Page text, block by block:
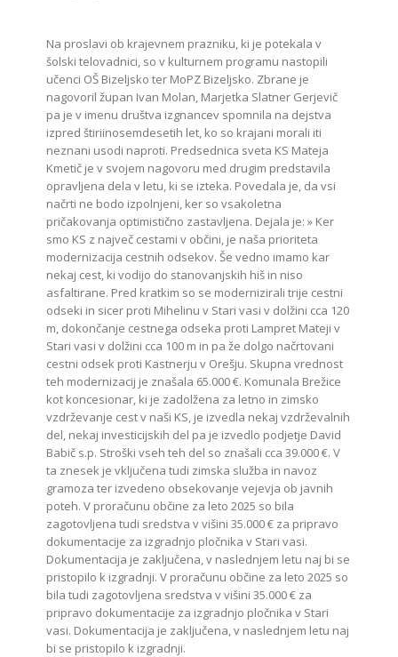
Na proslavi ob krajevnem prazniku, ki je potekala v
šolski telovadnici, so v kulturnem programu nastopili
učenci OŠ Bizeljsko ter MoPZ Bizeljsko. Zbrane je
nagovoril župan Ivan Molan, Marjetka Slatner Gerjevič
pa je v imenu društva izgnancev spomnila na dejstva
izpred štiriinosemdesetih let, ko so krajani morali iti
neznani usodi naproti. Predsednica sveta KS Mateja
Kmetič je v svojem nagovoru med drugim predstavila
opravljena dela v letu, ki se izteka. Povedala je, da vsi
načrti ne bodo izpolnjeni, ker so vsakoletna
pričakovanja optimistično zastavljena. Dejala je: » Ker
smo KS z največ cestami v občini, je naša prioriteta
modernizacija cestnih odsekov. Še vedno imamo kar
nekaj cest, ki vodijo do stanovanjskih hiš in niso
asfaltirane. Pred kratkim so se modernizirali trije cestni
odseki in sicer proti Mihelinu v Stari vasi v dolžini cca 120
m, dokončanje cestnega odseka proti Lampret Mateji v
Stari vasi v dolžini cca 100 m in pa že dolgo načrtovani
cestni odsek proti Kastnerju v Orešju. Skupna vrednost
teh modernizacij je znašala 65.000 €. Komunala Brežice
kot koncesionar, ki je zadolžena za letno in zimsko
vzdrževanje cest v naši KS, je izvedla nekaj vzdrževalnih
del, nekaj investicijskih del pa je izvedlo podjetje David
Babič s.p. Stroški vseh teh del so znašali cca 39.000 €. V
ta znesek je vključena tudi zimska služba in navoz
gramoza ter izvedeno obsekovanje vejevja ob javnih
poteh. V proračunu občine za leto 2025 so bila
zagotovljena tudi sredstva v višini 35.000 € za pripravo
dokumentacije za izgradnjo pločnika v Stari vasi.
Dokumentacija je zaključena, v naslednjem letu naj bi se
pristopilo k izgradnji. V proračunu občine za leto 2025 so
bila tudi zagotovljena sredstva v višini 35.000 € za
pripravo dokumentacije za izgradnjo pločnika v Stari
vasi. Dokumentacija je zaključena, v naslednjem letu naj
bi se pristopilo k izgradnji.